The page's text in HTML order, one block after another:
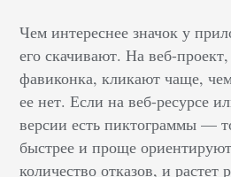
Чем интереснее значок у
его скачивают. На веб-проект,
фавиконка, кликают чаще,
ее нет. Если на веб-ресурсе
версии есть пиктограммы —
быстрее и проще
количество отказов, и растет